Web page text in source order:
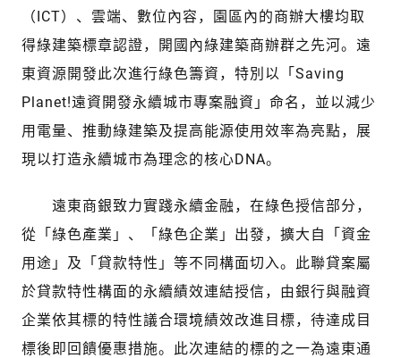
（ICT）、雲端、數位內容，園區內的商辦大樓均取
得綠建築標章認證，開國內綠建築商辦群之先河。遠
東資源開發此次進行綠色籌資，特別以「Saving
Planet!遠資開發永續城市專案融資」命名，並以減少
用電量、推動綠建築及提高能源使用效率為亮點，展
現以打造永續城市為理念的核心DNA。
遠東商銀致力實踐永續金融，在綠色授信部分，
從「綠色產業」、「綠色企業」出發，擴大自「資金
用途」及「貸款特性」等不同構面切入。此聯貸案屬
於貸款特性構面的永續績效連結授信，由銀行與融資
企業依其標的特性議合環境績效改進目標，待達成目
標後即回饋優惠措施。此次連結的標的之一為遠東通